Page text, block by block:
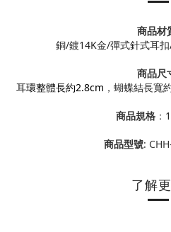
商品材
銅/鍍14K金/彈式針式耳
商品尺
耳環整體長約2.8cm ，蝴蝶結長寬
商品規格 ：
商品型號:
了解